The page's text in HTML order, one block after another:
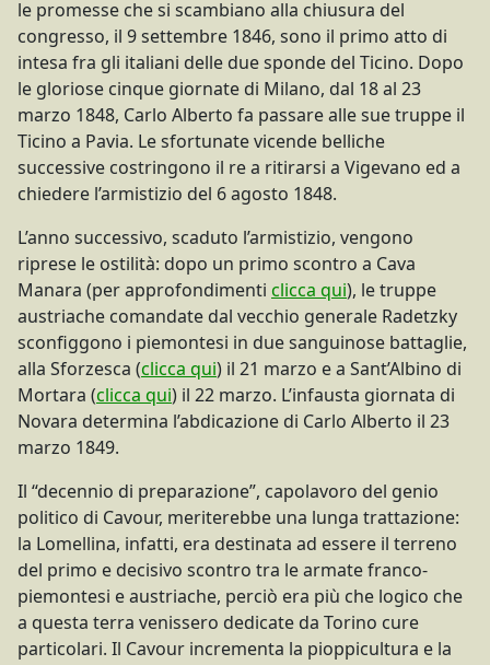
le promesse che si scambiano alla chiusura del
congresso, il 9 settembre 1846, sono il primo atto di
intesa fra gli italiani delle due sponde del Ticino. Dopo
le gloriose cinque giornate di Milano, dal 18 al 23
marzo 1848, Carlo Alberto fa passare alle sue truppe il
Ticino a Pavia. Le sfortunate vicende belliche
successive costringono il re a ritirarsi a Vigevano ed a
chiedere l’armistizio del 6 agosto 1848.
L’anno successivo, scaduto l’armistizio, vengono
riprese le ostilità: dopo un primo scontro a Cava
Manara (per approfondimenti clicca qui), le truppe
austriache comandate dal vecchio generale Radetzky
sconfiggono i piemontesi in due sanguinose battaglie,
alla Sforzesca (clicca qui) il 21 marzo e a Sant’Albino di
Mortara (clicca qui) il 22 marzo. L’infausta giornata di
Novara determina l’abdicazione di Carlo Alberto il 23
marzo 1849.
Il “decennio di preparazione”, capolavoro del genio
politico di Cavour, meriterebbe una lunga trattazione:
la Lomellina, infatti, era destinata ad essere il terreno
del primo e decisivo scontro tra le armate franco-
piemontesi e austriache, perciò era più che logico che
a questa terra venissero dedicate da Torino cure
particolari. Il Cavour incrementa la pioppicultura e la